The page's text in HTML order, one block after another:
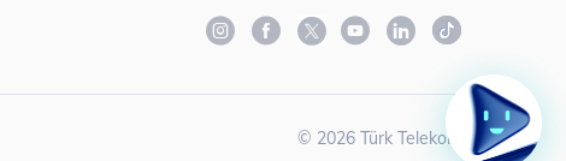
© 2026 Türk Telekom